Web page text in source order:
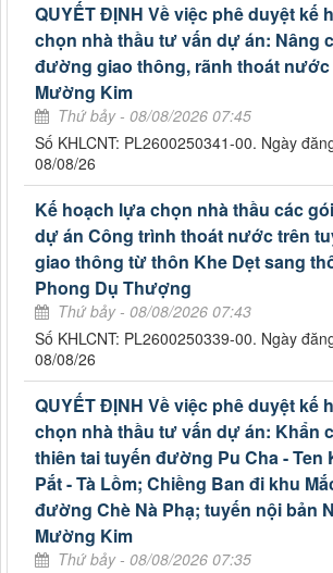
QUYẾT ĐỊNH Về việc phê duyệt kế
chọn nhà thầu tư vấn dự án: Nâng
đường giao thông, rãnh thoát nước
Mường Kim
Thứ bảy - 08/08/2026 07:45
Số KHLCNT: PL2600250341-00. Ngày
08/08/26
Kế hoạch lựa chọn nhà thầu các
dự án Công trình thoát nước trên
giao thông từ thôn Khe Dẹt sang
Phong Dụ Thượng
Thứ bảy - 08/08/2026 07:43
Số KHLCNT: PL2600250339-00. Ngày
08/08/26
QUYẾT ĐỊNH Về việc phê duyệt kế
chọn nhà thầu tư vấn dự án: Khẩn
thiên tai tuyến đường Pu Cha - Ten
Pắt - Tà Lồm; Chiềng Ban đi khu
đường Chè Nà Phạ; tuyến nội bản
Mường Kim
Thứ bảy - 08/08/2026 07:35